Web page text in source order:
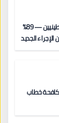
بلجيكا: الأولى أوروبياً في استقبال الفلسطينيين — 89%
طلباً في 2024 — لكن الإجراء الجديد
خطاب